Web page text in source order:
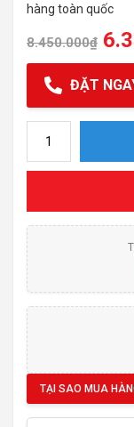
hàng toàn quốc
8.450.000₫
ĐẶT
TẠI SAO MUA